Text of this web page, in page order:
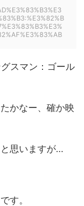
スマン：ゴール
かなー、確か映
思いますが…
す。